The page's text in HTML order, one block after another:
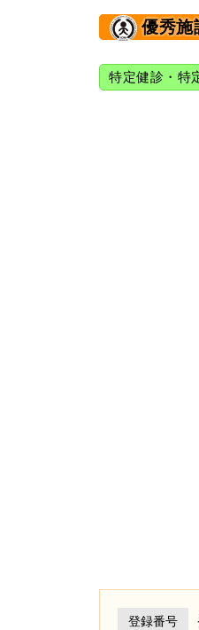
優秀施
特定健診・特
登録番号